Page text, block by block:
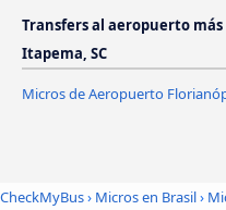
Transfers al aeropuerto más
Itapema, SC
Micros de Aeropuerto
CheckMyBus› Micros en Brasil›